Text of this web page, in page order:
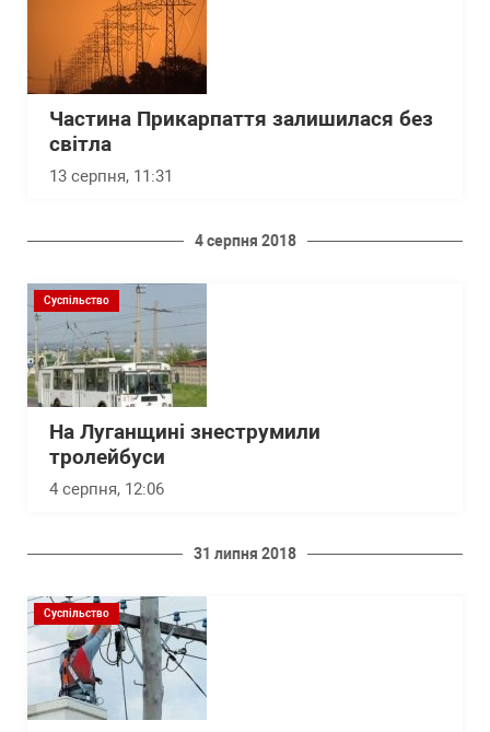
Частина Прикарпаття залишилася без
світла
13 серпня, 11:31
4 серпня 2018
Суспільство
На Луганщині знеструмили
тролейбуси
4 серпня, 12:06
31 липня 2018
Суспільство